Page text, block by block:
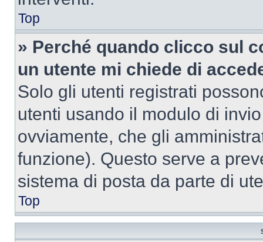
Top
» Perché quando clicco sul
un utente mi chiede di
Solo gli utenti registrati
utenti usando il modulo di
ovviamente, che gli
funzione). Questo serve a
sistema di posta da parte di
Top